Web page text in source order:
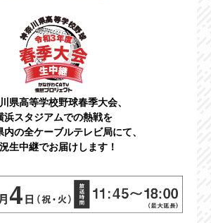
県高等学校野球春季大会、
浜スタジアムでの熱戦を
内の全ケーブルテレビ局にて、
生中継でお届けします！